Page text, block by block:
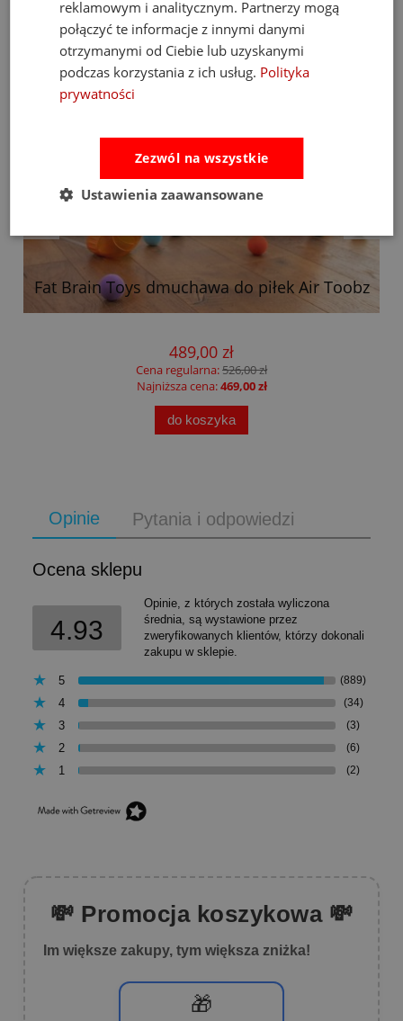
Fat Brain Toys dmuchawa do piłek Air Toobz
489,00 zł
Cena regularna:526,00 zł
Najniższa cena:469,00 zł
do koszyka
Opinie Pytania i odpowiedzi
Ocena sklepu
4.93
Opinie, z których została wyliczona
średnia, są wystawione przez
zweryfikowanych klientów, którzy dokonali
zakupu w sklepie.
5 (889)
4 (34)
3 (3)
2 (6)
1 (2)
💸 Promocja koszykowa 💸
Im większe zakupy, tym większa zniżka!
🎁
reklamowym i analitycznym. Partnerzy mogą
połączyć te informacje z innymi danymi
otrzymanymi od Ciebie lub uzyskanymi
podczas korzystania z ich usług. Polityka
prywatności
Zezwól na wszystkie
Ustawienia zaawansowane